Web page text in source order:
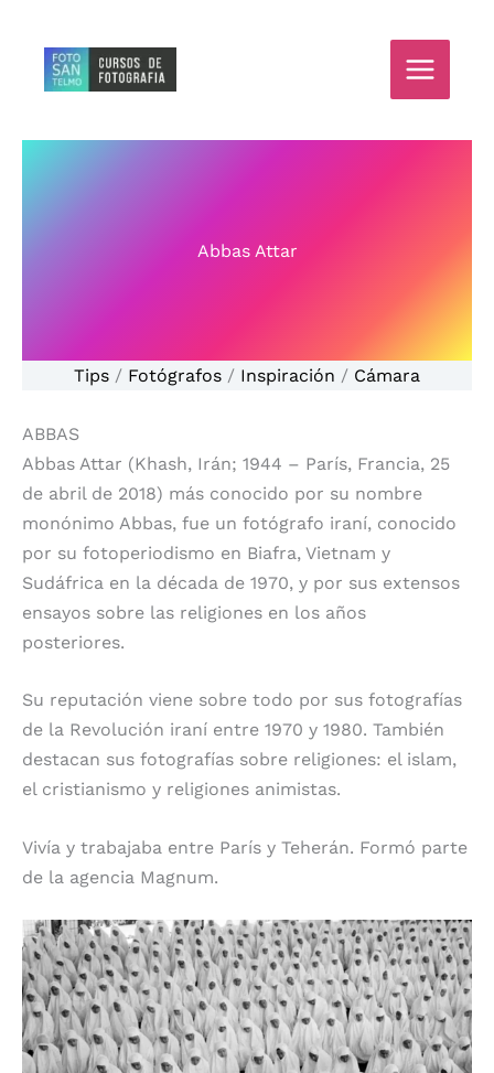
contenido
Abbas Attar
Tips / Fotógrafos / Inspiración / Cámara
ABBAS
Abbas Attar (Khash, Irán; 1944​ – París, Francia, 25
de abril de 2018)​ más conocido por su nombre
monónimo Abbas, fue un fotógrafo iraní, conocido
por su fotoperiodismo en Biafra, Vietnam y
Sudáfrica en la década de 1970, y por sus extensos
ensayos sobre las religiones en los años
posteriores.
Su reputación viene sobre todo por sus fotografías
de la Revolución iraní entre 1970 y 1980. También
destacan sus fotografías sobre religiones: el islam,
el cristianismo y religiones animistas.
Vivía y trabajaba entre París y Teherán. Formó parte
de la agencia Magnum.